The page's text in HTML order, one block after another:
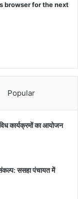
browser for the next
Popular
कार्यक्रमों का आयोजन
ससहा पंचायत में